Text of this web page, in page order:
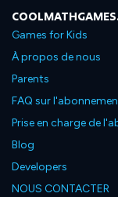
Games for Kids
À propos de nous
Parents
FAQ sur
Prise en charge de
Blog
Developers
NOUS CONTACTER